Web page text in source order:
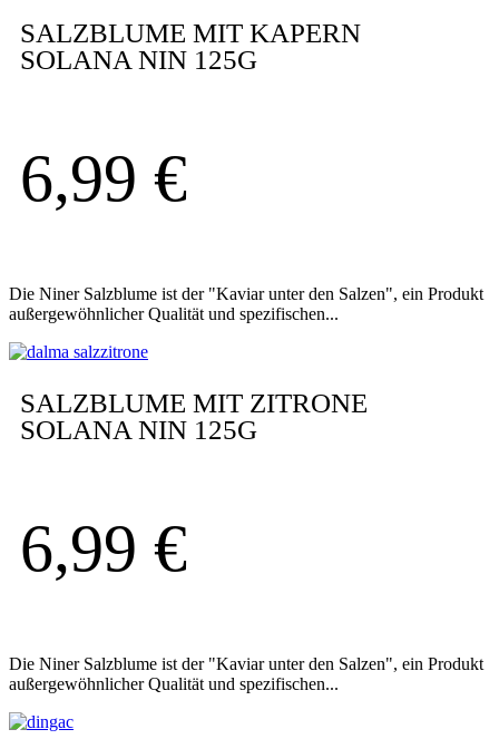
SALZBLUME MIT KAPERN
SOLANA NIN 125G
6,99 €
Die Niner Salzblume ist der "Kaviar unter den Salzen", ein Produkt
außergewöhnlicher Qualität und spezifischen...
SALZBLUME MIT ZITRONE
SOLANA NIN 125G
6,99 €
Die Niner Salzblume ist der "Kaviar unter den Salzen", ein Produkt
außergewöhnlicher Qualität und spezifischen...